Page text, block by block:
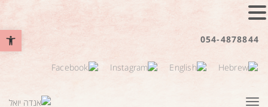
פתח סרגל 054-4878844
תפריט